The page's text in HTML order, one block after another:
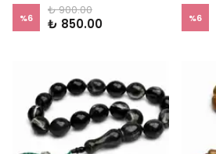
%6
₺ 900.00
₺ 850.00 %6